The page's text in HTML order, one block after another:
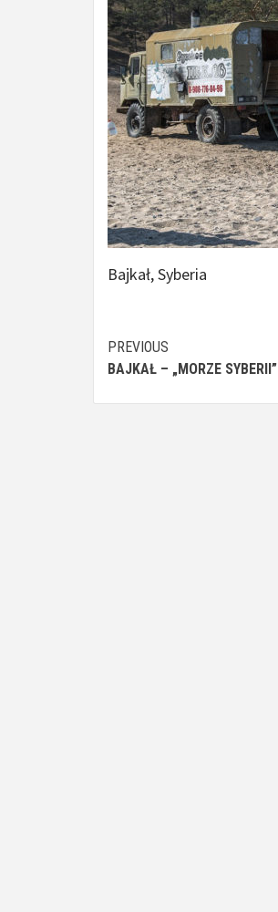
Bajkał, Syberia
Continue
Reading
PREVIOUS
BAJKAŁ – „MORZE SYBERII”